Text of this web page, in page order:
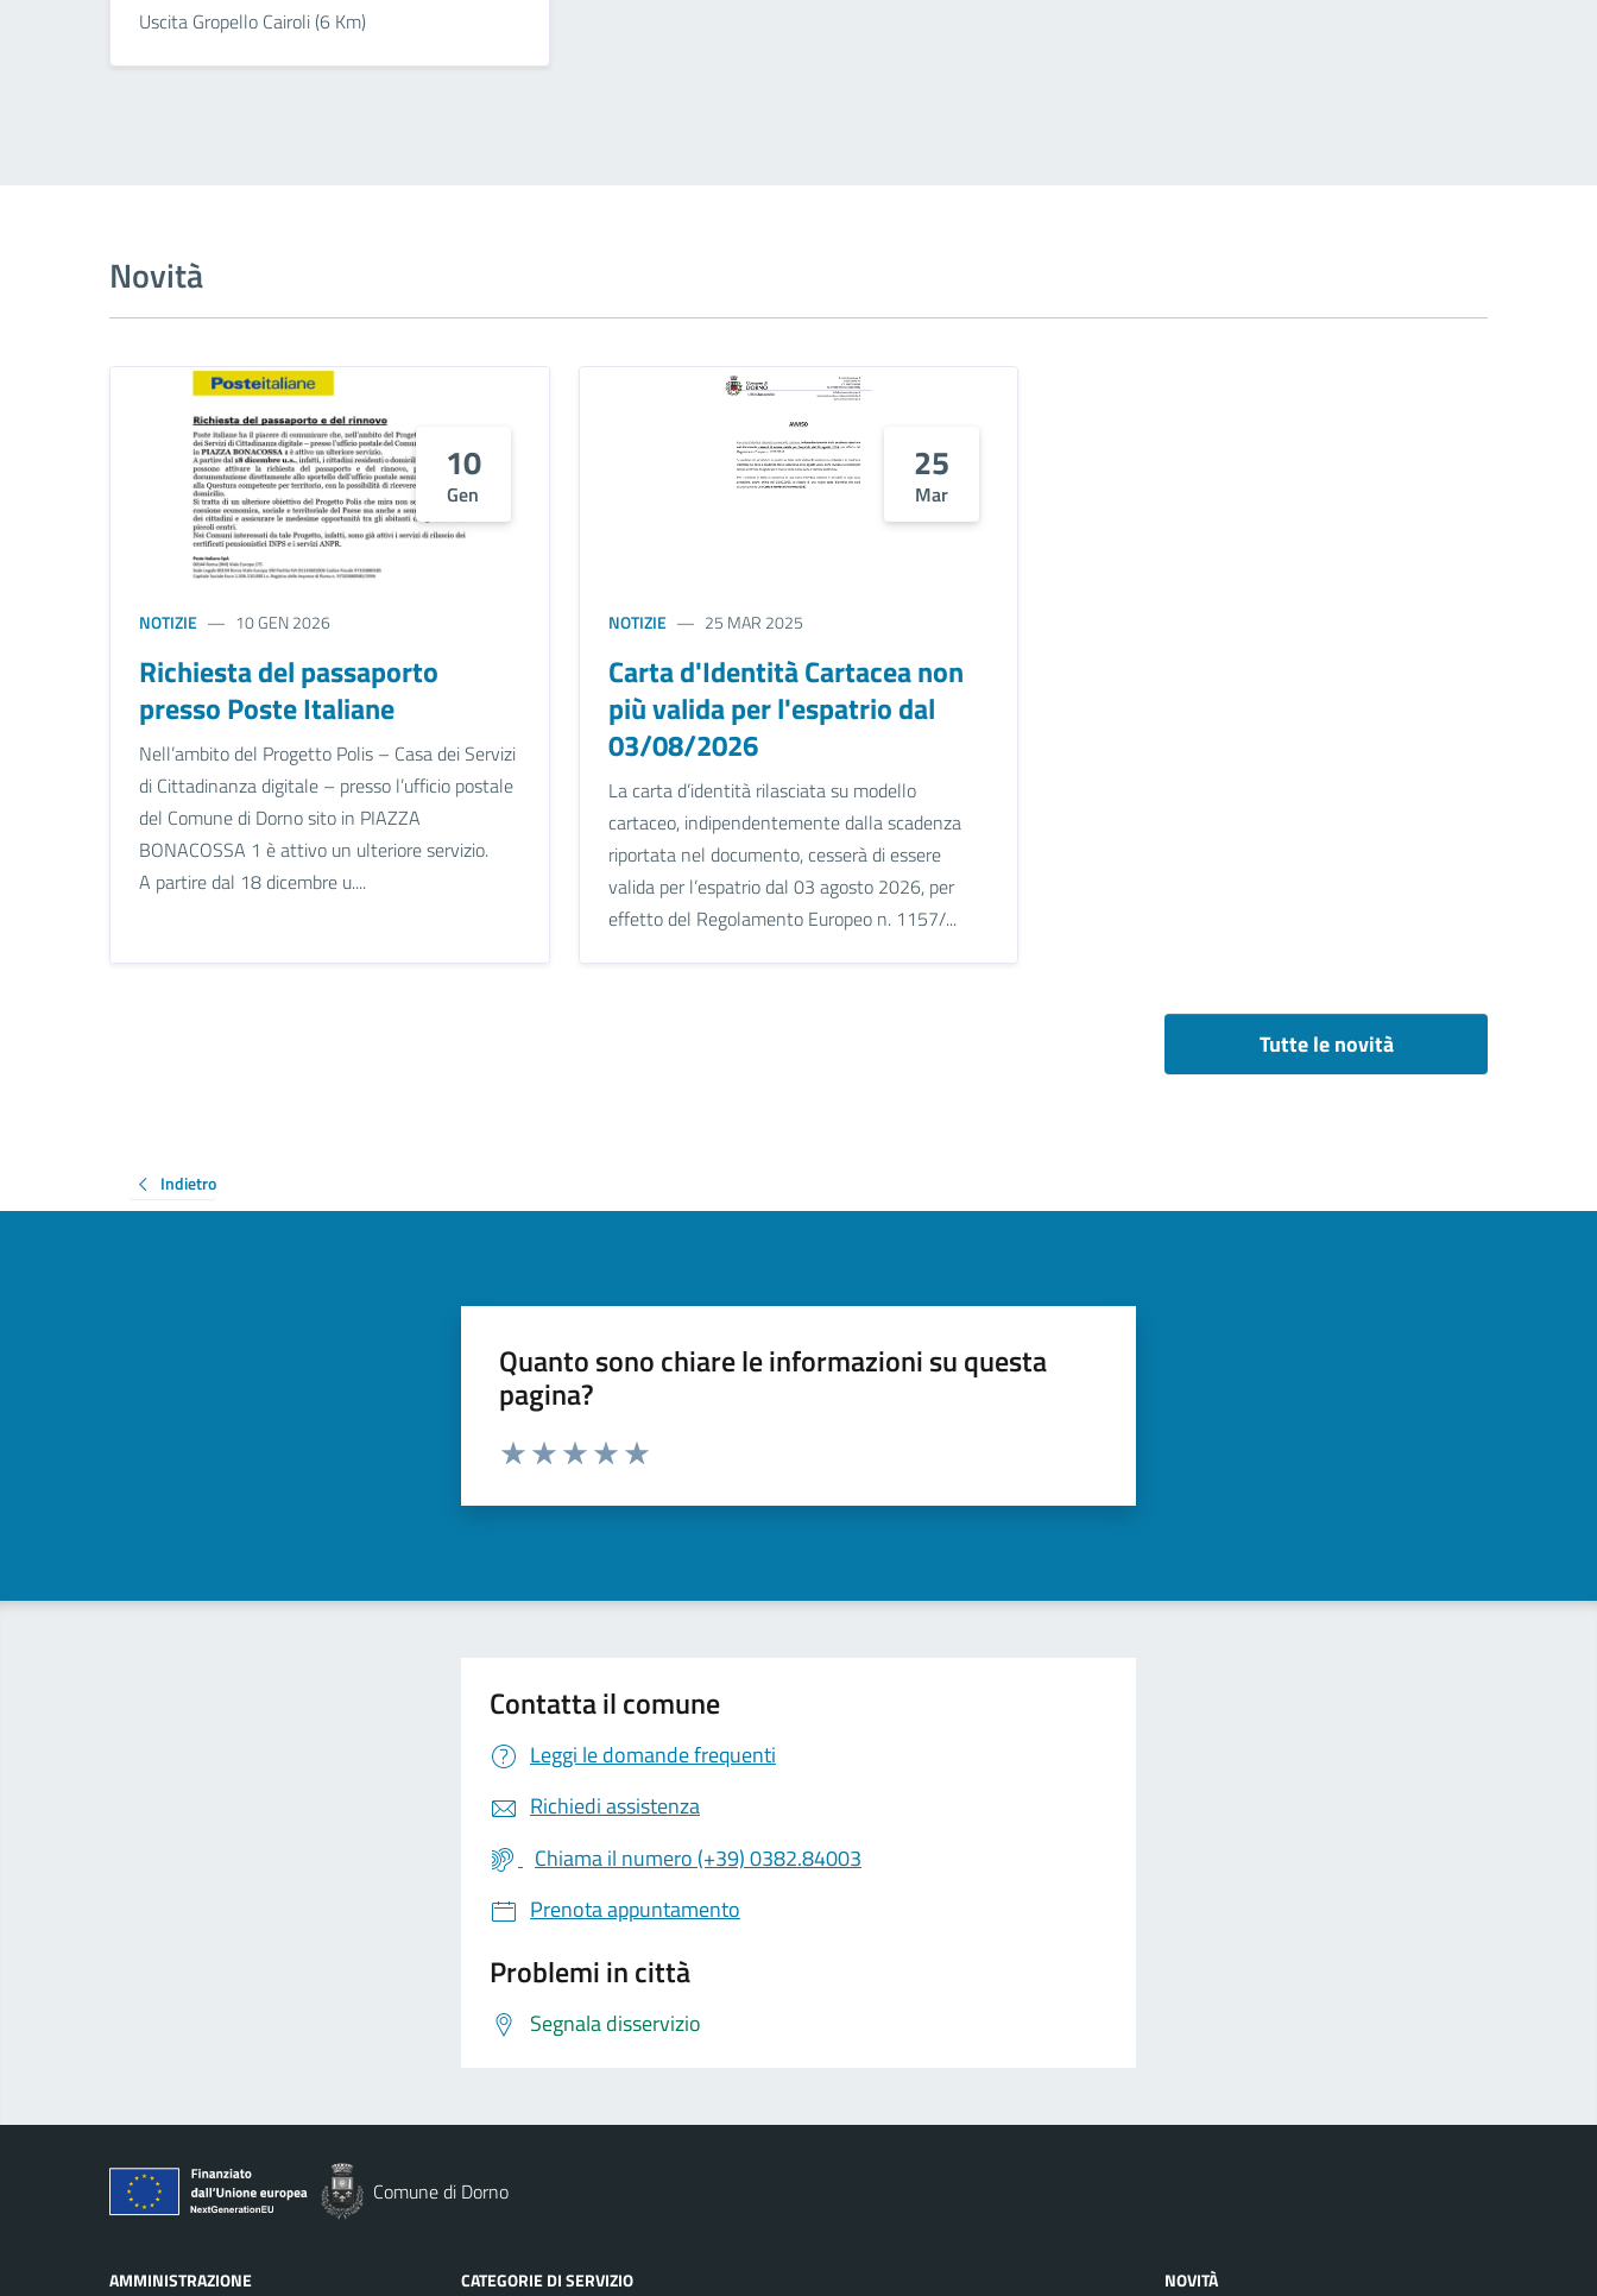
Uscita Gropello Cairoli (6 Km)
Novità
10
Gen
NOTIZIE 10 GEN 2026
Richiesta del passaporto
presso Poste Italiane
Nell’ambito del Progetto Polis – Casa dei Servizi
di Cittadinanza digitale – presso l’ufficio postale
del Comune di Dorno sito in PIAZZA
BONACOSSA 1 è attivo un ulteriore servizio.
A partire dal 18 dicembre u....
25
Mar
NOTIZIE 25 MAR 2025
Carta d'Identità Cartacea non
più valida per l'espatrio dal
03/08/2026
La carta d’identità rilasciata su modello
cartaceo, indipendentemente dalla scadenza
riportata nel documento, cesserà di essere
valida per l’espatrio dal 03 agosto 2026, per
effetto del Regolamento Europeo n. 1157/...
Tutte le novità
Indietro
Quanto sono chiare le informazioni su questa
pagina?
Valuta da 1 a 5 stelle la pagina
Contatta il comune
Leggi le domande frequenti
Richiedi assistenza
Chiama il numero (+39) 0382.84003
Prenota appuntamento
Problemi in città
Segnala disservizio
Comune di Dorno
AMMINISTRAZIONE CATEGORIE DI SERVIZIO NOVITÀ